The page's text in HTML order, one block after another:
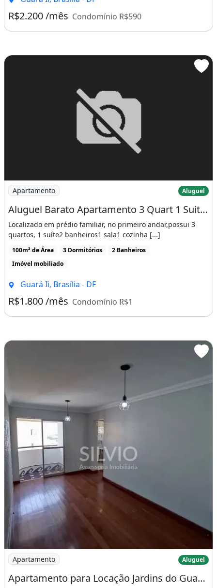
R$2.200 /mês Condomínio R$590
Imagem: Aluguel Barato Apartamento 3 Quart 1 Suit/
Apartamento Aluguel
Aluguel Barato Apartamento 3 Quart 1 Suit/ Qe 40 Guará II - R$ 1.800,00 (Semi-Mobiliado
Localizado em prédio familiar, no primeiro andar,possui 3
quartos, 1 suíte2 banheiros1 sala1 cozinha [...]
100m² de Área 3 Dormitórios
2 Banheiros
Imóvel mobiliado
Guará Ii, Brasília - DF
R$1.800 /mês Condomínio R$1
Imagem: Apartamento para Locação Jardins do Guará
Apartamento Aluguel
Apartamento para Locação Jardins do Guará 2 Quartos 1 Vaga de Garagem